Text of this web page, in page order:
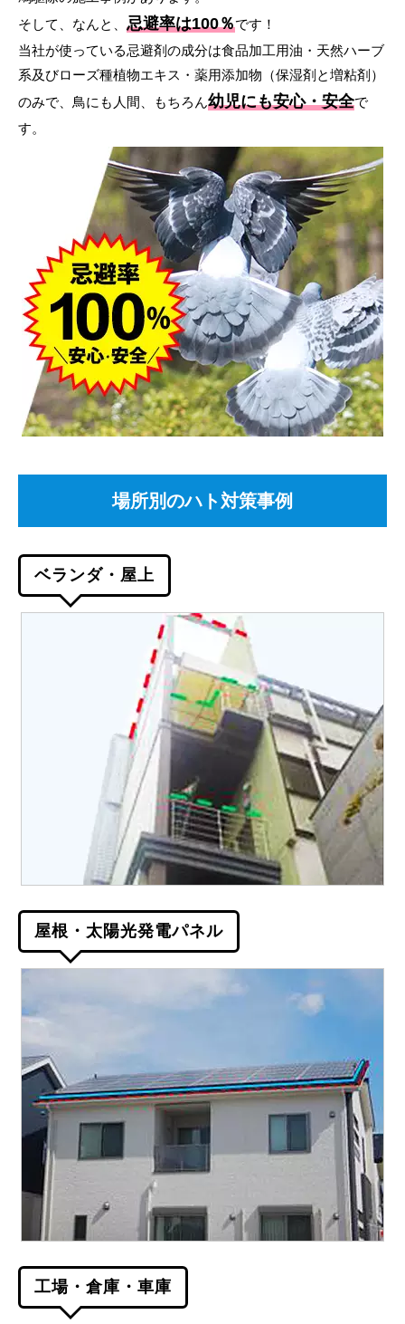
そして、なんと、 忌避率は100％です！
当社が使っている忌避剤の成分は食品加工用油・天然ハーブ
系及びローズ種植物エキス・薬用添加物（保湿剤と増粘剤）
のみで、鳥にも人間、もちろん幼児にも安心・安全で
す。
場所別のハト対策事例
ベランダ・屋上
屋根・太陽光発電パネル
工場・倉庫・車庫